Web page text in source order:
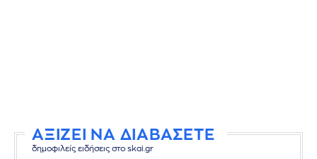
ΑΞΙΖΕΙ ΝΑ ΔΙΑΒΑΣΕΤΕ
δημοφιλείς ειδήσεις στο skai.gr